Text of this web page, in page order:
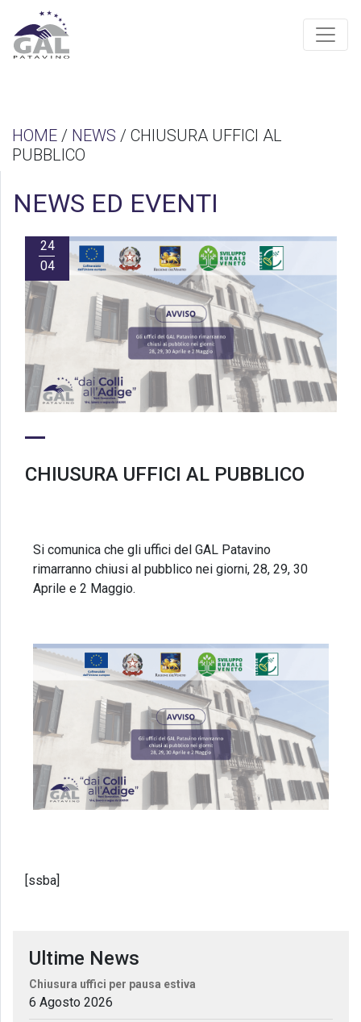
HOME / NEWS / CHIUSURA UFFICI AL
PUBBLICO
NEWS ED EVENTI
24
04
CHIUSURA UFFICI AL PUBBLICO
Si comunica che gli uffici del GAL Patavino
rimarranno chiusi al pubblico nei giorni, 28, 29, 30
Aprile e 2 Maggio.
[ssba]
Ultime News
Chiusura uffici per pausa estiva
6 Agosto 2026